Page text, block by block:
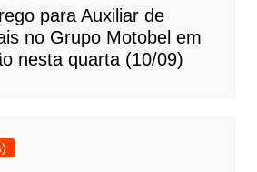
para Auxiliar de
no Grupo Motobel em
nesta quarta (10/09)